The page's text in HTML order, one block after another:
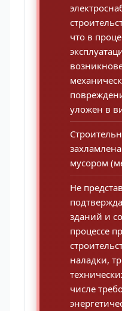
что в
уложен в
мусором
Не
зданий и
процессе
наладки,
числе